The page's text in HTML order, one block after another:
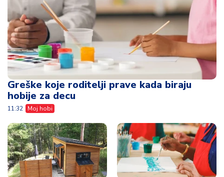
Greške koje roditelji prave kada biraju
hobije za decu
11:32 Moj hobi